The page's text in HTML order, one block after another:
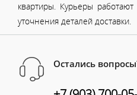
квартиры. Курьеры
уточнения деталей доставки.
Остались